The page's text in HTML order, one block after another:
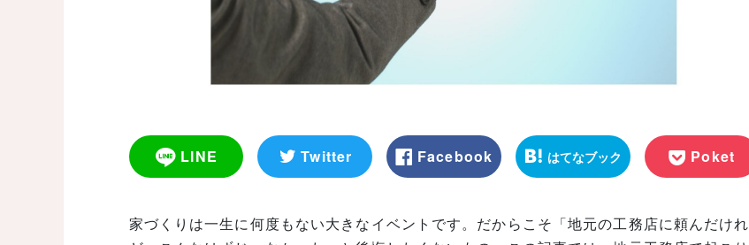
LINE Twitter Facebook はてなブック Poket
家づくりは一生に何度もない大きなイベントです。だからこそ「地元の工務店に頼んだけれ